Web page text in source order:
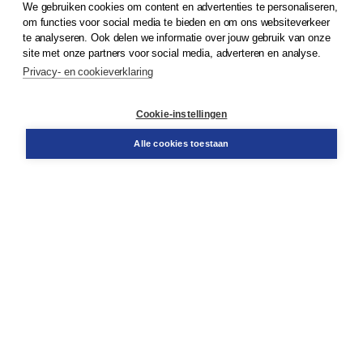
© 2026Koninklijke Boom uitgevers
Klantenservice
Service & informatie
Contact
We gebruiken cookies om content en advertenties te personaliseren,
om functies voor social media te bieden en om ons websiteverkeer
te analyseren. Ook delen we informatie over jouw gebruik van onze
site met onze partners voor social media, adverteren en analyse.
Privacy- en cookieverklaring
Cookie-instellingen
Alle cookies toestaan